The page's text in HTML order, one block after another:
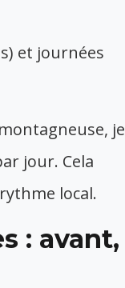
et journées
je
jour. Cela
local.
: avant,